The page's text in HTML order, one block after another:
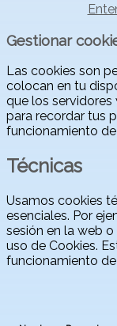
Gestionar
Las cookies son
colocan en tu
que los
para recordar tus
funcionamiento
Técnicas
Usamos cookies
esenciales. Por
sesión en la web
uso de Cookies.
funcionamiento